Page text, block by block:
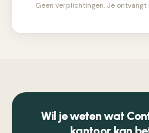
Geen verplichtingen. Je
Wil je weten wat